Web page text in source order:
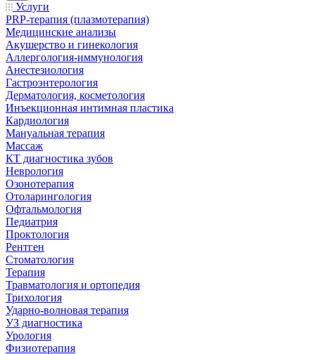
Услуги
PRP-терапия (плазмотерапия)
Медицинские анализы
Акушерство и гинекология
Аллергология-иммунология
Анестезиология
Гастроэнтерология
Дерматология, косметология
Инъекционная интимная пластика
Кардиология
Мануальная терапия
Массаж
КТ диагностика зубов
Неврология
Озонотерапия
Отоларингология
Офтальмология
Педиатрия
Проктология
Рентген
Стоматология
Терапия
Травматология и ортопедия
Трихология
Ударно-волновая терапия
УЗ диагностика
Урология
Физиотерапия